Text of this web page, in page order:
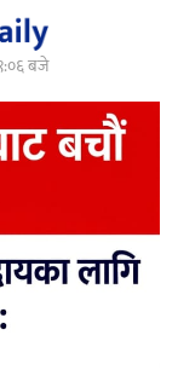
बजे